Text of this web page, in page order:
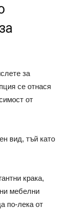
за
се отнася
от
вид, тъй като
крака,
мебелни
по-лека от